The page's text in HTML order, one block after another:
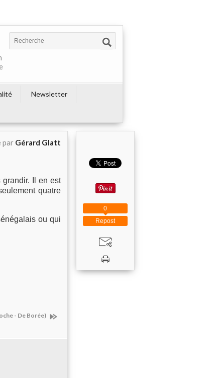
Newsletter
par Gérard Glatt
grandir. Il en est
quatre
ou qui
- De Borée)
Repost
0